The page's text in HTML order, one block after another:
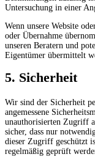
Untersuchung in einer
Wenn unsere Website
oder Übernahme
unseren Beratern und
Eigentümer übermittelt
5. Sicherheit
Wir sind der Sicherheit
angemessene
unauthorisierten Zugriff
sicher, dass nur
dieser Zugriff geschützt
regelmäßig geprüft